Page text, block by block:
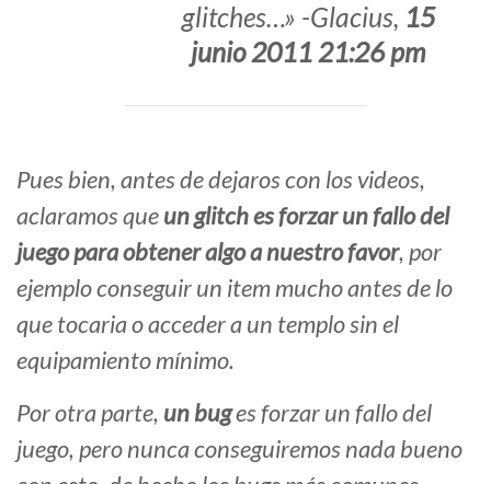
glitches…» -Glacius, 15
junio 2011 21:26 pm
Pues bien, antes de dejaros con los videos,
aclaramos queun glitch es forzar un fallo del
juego para obtener algo a nuestro favor, por
ejemplo conseguir un item mucho antes de lo
que tocaria o acceder a un templo sin el
equipamiento mínimo.
Por otra parte, un buges forzar un fallo del
juego, pero nunca conseguiremos nada bueno